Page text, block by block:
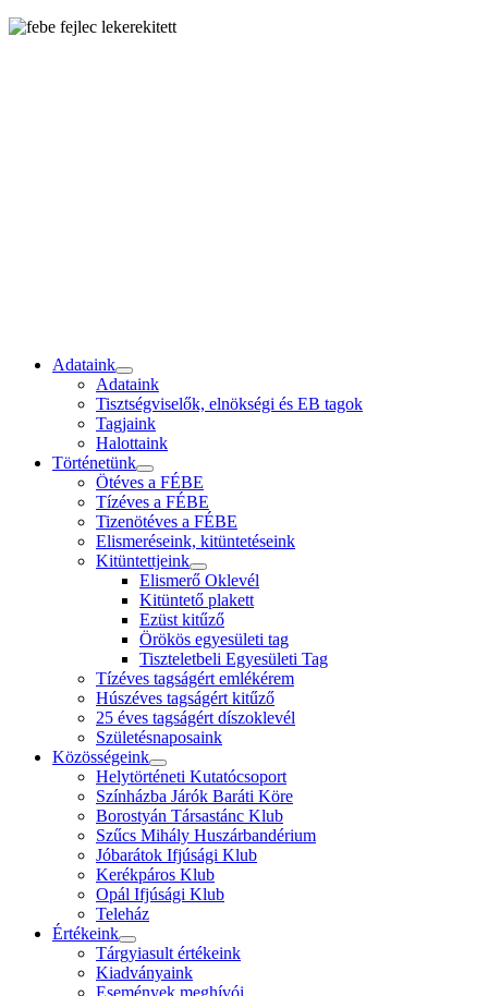
Adataink
Adataink
Tisztségviselők, elnökségi és EB tagok
Tagjaink
Halottaink
Történetünk
Ötéves a FÉBE
Tízéves a FÉBE
Tizenötéves a FÉBE
Elismeréseink, kitüntetéseink
Kitüntettjeink
Elismerő Oklevél
Kitüntető plakett
Ezüst kitűző
Örökös egyesületi tag
Tiszteletbeli Egyesületi Tag
Tízéves tagságért emlékérem
Húszéves tagságért kitűző
25 éves tagságért díszoklevél
Születésnaposaink
Közösségeink
Helytörténeti Kutatócsoport
Színházba Járók Baráti Köre
Borostyán Társastánc Klub
Szűcs Mihály Huszárbandérium
Jóbarátok Ifjúsági Klub
Kerékpáros Klub
Opál Ifjúsági Klub
Teleház
Értékeink
Tárgyiasult értékeink
Kiadványaink
Események meghívói